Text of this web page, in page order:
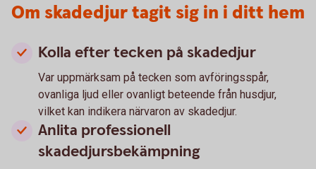
Om skadedjur tagit sig in i ditt hem
Kolla efter tecken på skadedjur
Var uppmärksam på tecken som avföringsspår,
ovanliga ljud eller ovanligt beteende från husdjur,
vilket kan indikera närvaron av skadedjur.
Anlita professionell
skadedjursbekämpning